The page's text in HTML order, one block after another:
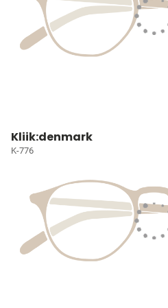
Kliik:denmark
K-776